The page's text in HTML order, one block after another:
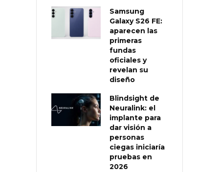
Samsung
Galaxy S26 FE:
aparecen las
primeras
fundas
oficiales y
revelan su
diseño
Blindsight de
Neuralink: el
implante para
dar visión a
personas
ciegas iniciaría
pruebas en
2026